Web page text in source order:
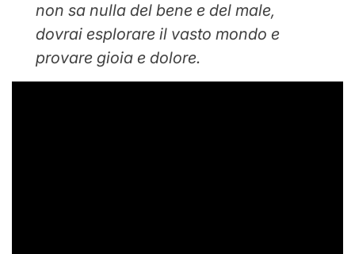
non sa nulla del bene e del male,
dovrai esplorare il vasto mondo e
provare gioia e dolore.